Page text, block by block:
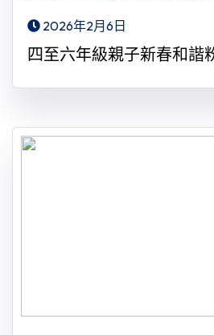
2026年2月6日
四至六年級親子新春和諧